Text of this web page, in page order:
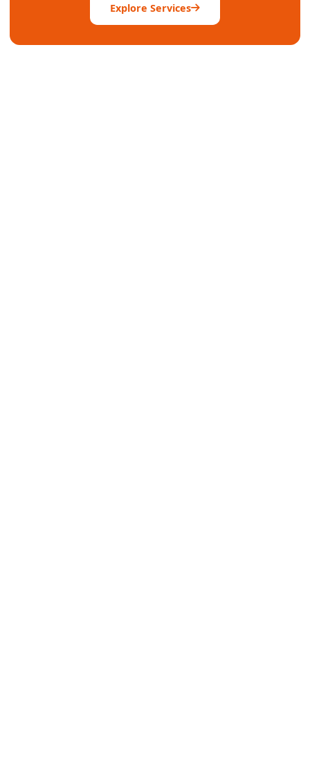
Explore Services